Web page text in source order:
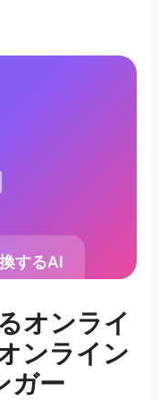
オンライ
ンライン
ガー
するAI